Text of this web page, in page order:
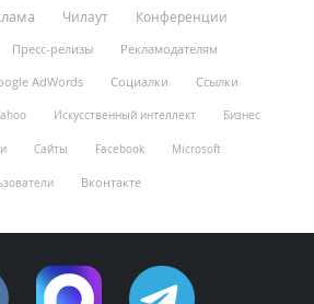
Чилаут Конференции
Пресс-релизы
Рекламодателям
AdWords Социалки
Ссылки
Искусственный интеллект Бизнес
Сайты Facebook Microsoft
Вконтакте